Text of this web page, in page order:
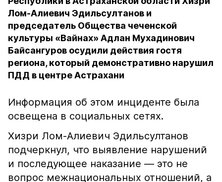
Лом-Алиевич Эдильсултанов и
председатель Общества чеченской
культуры «Вайнах» Адлан Мухадинович
Байсангуров осудили действия гостя
региона, который демонстративно нарушил
ПДД в центре Астрахани
Информация об этом инциденте была
освещена в социальных сетях.
Хизри Лом-Алиевич Эдильсултанов
подчеркнул, что выявление нарушений
и последующее наказание — это не
вопрос межнациональных отношений, а